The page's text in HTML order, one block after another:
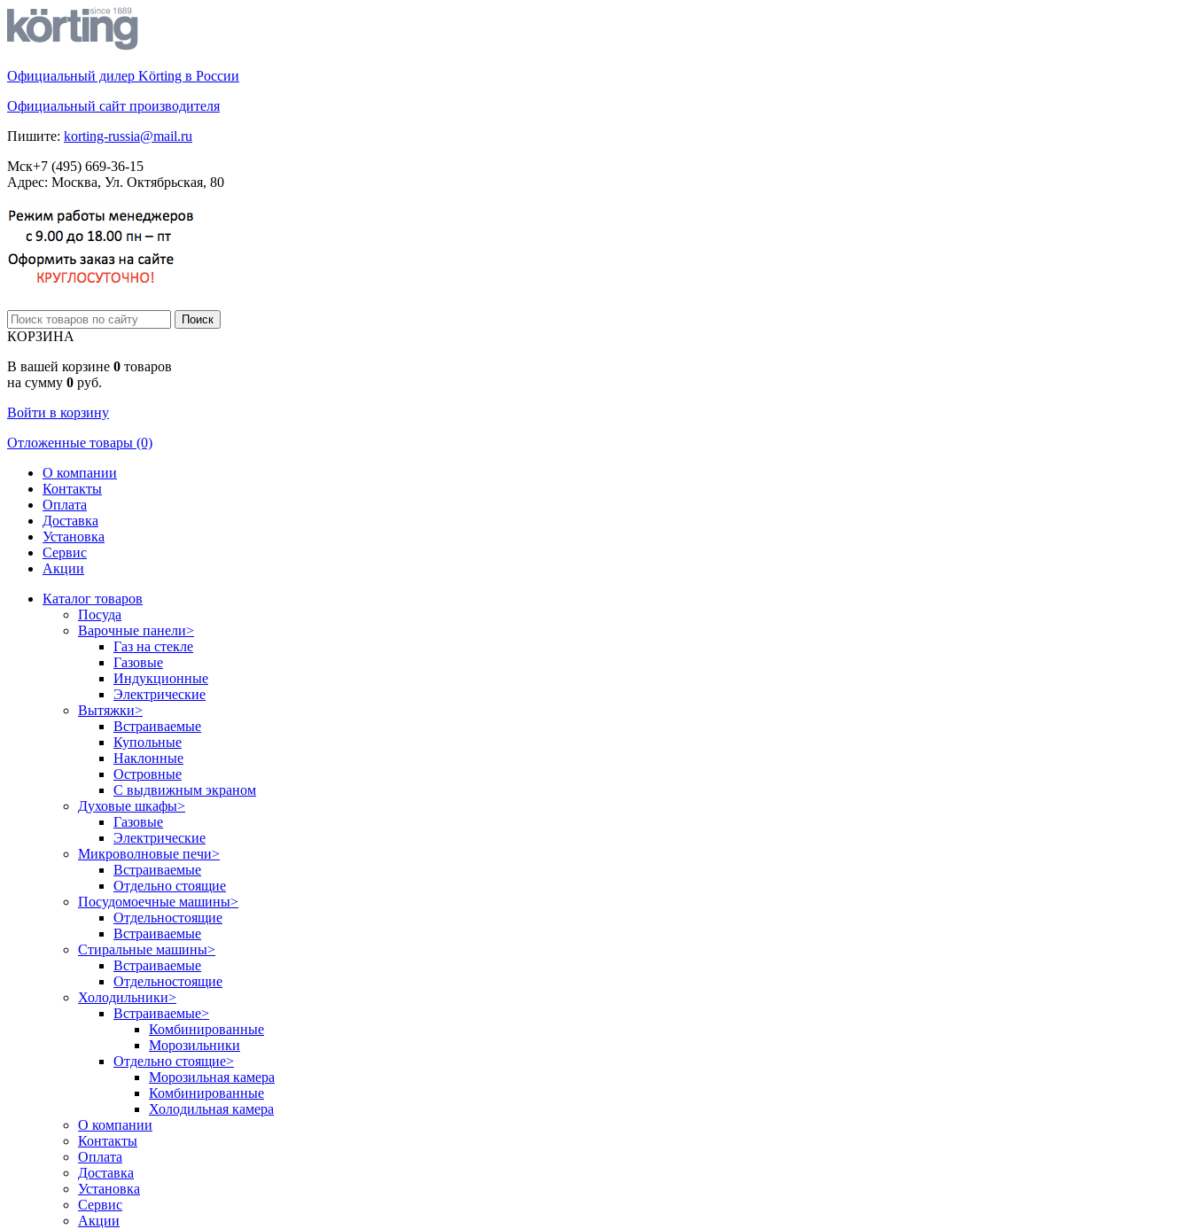
Официальный дилер Körting в России
Официальный сайт производителя
Пишите: korting-russia@mail.ru
Мск+7 (495) 669-36-15
Адрес: Москва, Ул. Октябрьская, 80
КОРЗИНА
В вашей корзине 0 товаров
на сумму 0 руб.
Войти в корзину
Отложенные товары (0)
О компании
Контакты
Оплата
Доставка
Установка
Сервис
Акции
Каталог товаров
Посуда
Варочные панели>
Газ на стекле
Газовые
Индукционные
Электрические
Вытяжки>
Встраиваемые
Купольные
Наклонные
Островные
С выдвижным экраном
Духовые шкафы>
Газовые
Электрические
Микроволновые печи>
Встраиваемые
Отдельно стоящие
Посудомоечные машины>
Отдельностоящие
Встраиваемые
Стиральные машины>
Встраиваемые
Отдельностоящие
Холодильники>
Встраиваемые>
Комбинированные
Морозильники
Отдельно стоящие>
Морозильная камера
Комбинированные
Холодильная камера
О компании
Контакты
Оплата
Доставка
Установка
Сервис
Акции